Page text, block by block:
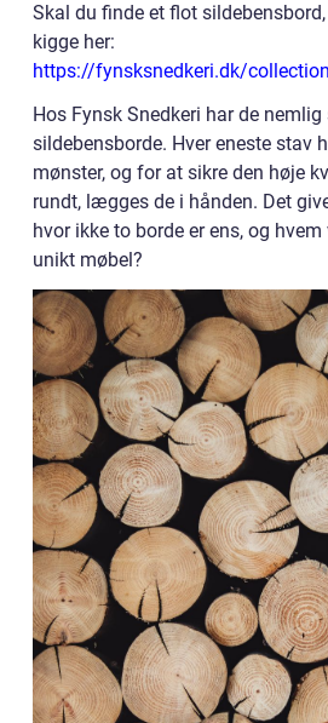
Skal du finde et flot
kigge her:
https://fynsksnedkeri.dk/
Hos Fynsk Snedkeri har de
sildebensborde. Hver eneste stav
mønster, og for at sikre den høje
rundt, lægges de i hånden. Det
hvor ikke to borde er ens, og
unikt møbel?